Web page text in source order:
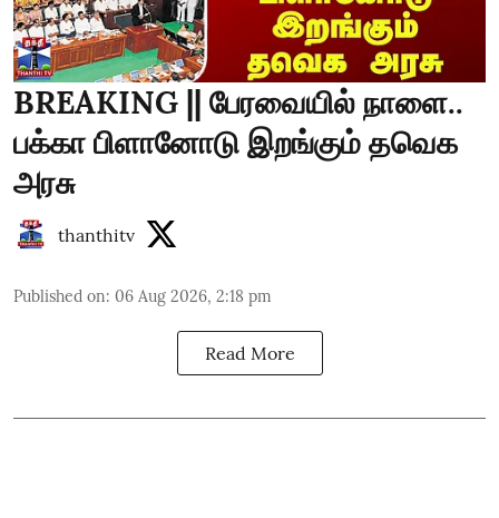
BREAKING || பேரவையில் நாளை..
பக்கா பிளானோடு இறங்கும் தவெக
அரசு
thanthitv
Published on: 06 Aug 2026, 2:18 pm
Read More